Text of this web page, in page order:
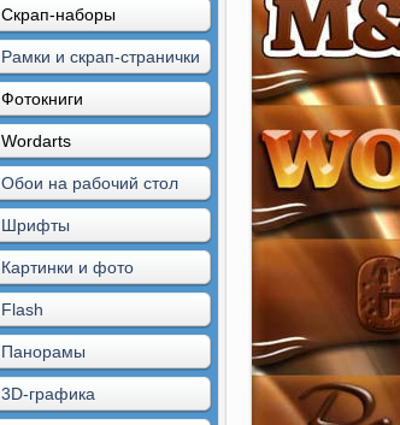
Скрап-наборы
Рамки и скрап-странички
Фотокниги
Wordarts
Обои на рабочий стол
Шрифты
Картинки и фото
Flash
Панорамы
3D-графика